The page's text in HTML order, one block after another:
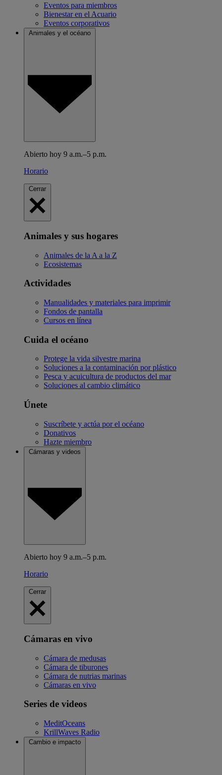
Eventos para miembros
Bienestar en el Acuario
Eventos corporativos
Animales y el océano
Abierto hoy 9 a.m.–5 p.m.
Horario
Cerrar
Animales y sus hogares
Animales de la A a la Z
Ecosistemas
Actividades
Manualidades y materiales para imprimir
Fondos de pantalla
Cursos en línea
Cuida el océano
Protege la vida silvestre marina
Soluciones a la contaminación por plástico
Pesca y acuicultura de productos del mar
Soluciones al cambio climático
Únete
Suscríbete y actúa por el océano
Donativos
Hazte miembro
Cámaras y videos
Abierto hoy 9 a.m.–5 p.m.
Horario
Cerrar
Cámaras en vivo
Cámara de medusas
Cámara de tiburones
Cámara de nutrias marinas
Cámaras en vivo
Series de videos
MeditOceans
KrillWaves Radio
Cambio e impacto